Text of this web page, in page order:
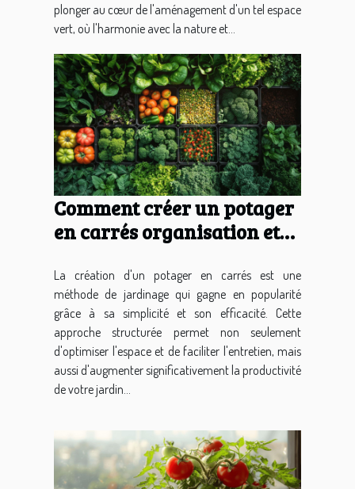
plonger au cœur de l'aménagement d'un tel espace
vert, où l'harmonie avec la nature et...
Comment créer un potager
en carrés organisation et
rendement maximal
La création d'un potager en carrés est une
méthode de jardinage qui gagne en popularité
grâce à sa simplicité et son efficacité. Cette
approche structurée permet non seulement
d'optimiser l'espace et de faciliter l'entretien, mais
aussi d'augmenter significativement la productivité
de votre jardin...